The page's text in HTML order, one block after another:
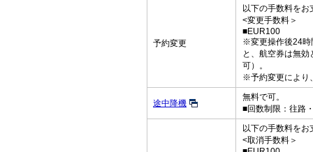
予約変更
以下の手数料を
<変更手数料＞
■EUR100
※変更操作後24時
と、航空券は無
可）。
※予約変更により
途中降機
無料で可。
■回数制限：往路
以下の手数料を
<取消手数料＞